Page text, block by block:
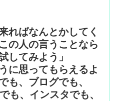
ればなんとかしてく
の人の言うことなら
してみよう」
に思ってもらえるよ
も、ブログでも、
も、インスタでも、